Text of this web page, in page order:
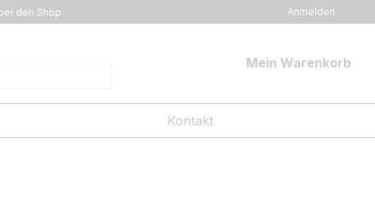
den Shop Anmelden
Mein Warenkorb
Kontakt